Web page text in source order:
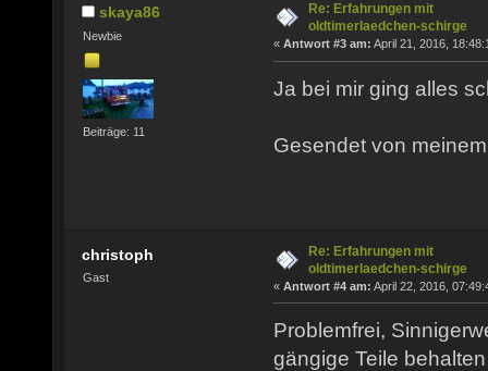
skaya86
Newbie
Beiträge: 11
Re: Erfahrungen mit
oldtimerlaedchen-schirge
« Antwort #3 am: April 21, 2016,
Ja bei mir ging alles
Gesendet von
christoph
Gast
Re: Erfahrungen mit
oldtimerlaedchen-schirge
« Antwort #4 am: April 22, 2016,
Problemfrei,
gängige Teile